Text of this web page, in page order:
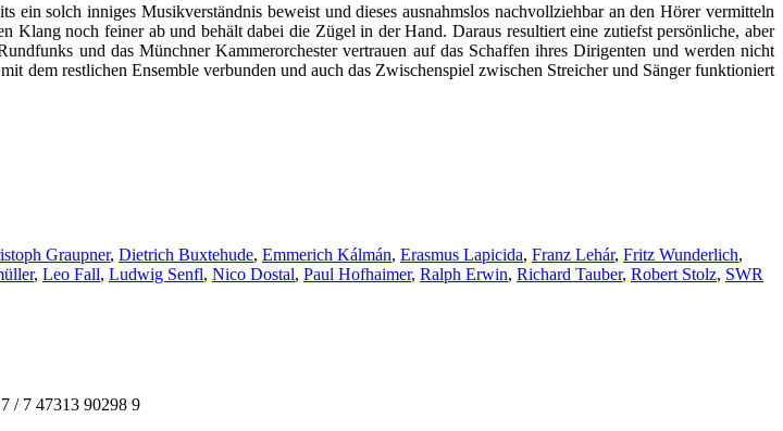
solch inniges Musikverständnis beweist und dieses ausnahmslos nachvollziehbar an den Hörer vermitteln
Klang noch feiner ab und behält dabei die Zügel in der Hand. Daraus resultiert eine zutiefst persönliche, aber
und das Münchner Kammerorchester vertrauen auf das Schaffen ihres Dirigenten und werden nicht
dem restlichen Ensemble verbunden und auch das Zwischenspiel zwischen Streicher und Sänger funktioniert
Graupner, Dietrich Buxtehude, Emmerich Kálmán, Erasmus Lapicida, Franz Lehár, Fritz Wunderlich,
, Leo Fall, Ludwig Senfl, Nico Dostal, Paul Hofhaimer, Ralph Erwin, Richard Tauber, Robert Stolz, SWR
/ 7 47313 90298 9